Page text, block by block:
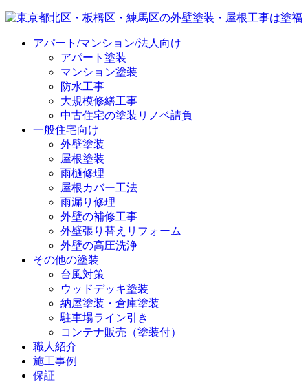
アパート/マンション/法人向け
アパート塗装
マンション塗装
防水工事
大規模修繕工事
中古住宅の塗装リノベ請負
一般住宅向け
外壁塗装
屋根塗装
雨樋修理
屋根カバー工法
雨漏り修理
外壁の補修工事
外壁張り替えリフォーム
外壁の高圧洗浄
その他の塗装
台風対策
ウッドデッキ塗装
納屋塗装・倉庫塗装
駐車場ライン引き
コンテナ販売（塗装付）
職人紹介
施工事例
保証